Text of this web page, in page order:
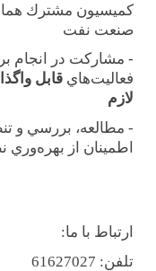
كميسيون مشترك
صنعت نفت
- مشاركت در انجام
فعاليت‌هاي قابل
لازم
- مطالعه، بررسي و
اطمينان از
ارتباط با ما:
تلفن: 61627027